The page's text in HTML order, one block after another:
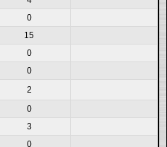
0
15
0
0
2
0
3
0